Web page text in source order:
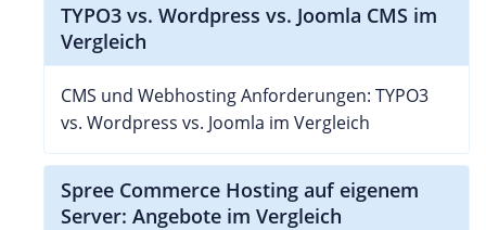
TYPO3 vs. Wordpress vs. Joomla CMS im
Vergleich
CMS und Webhosting Anforderungen: TYPO3
vs. Wordpress vs. Joomla im Vergleich
Spree Commerce Hosting auf eigenem
Server: Angebote im Vergleich